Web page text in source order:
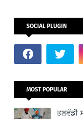
SOCIAL PLUGIN
MOST POPULAR
ਤਲਵੰਡੀ